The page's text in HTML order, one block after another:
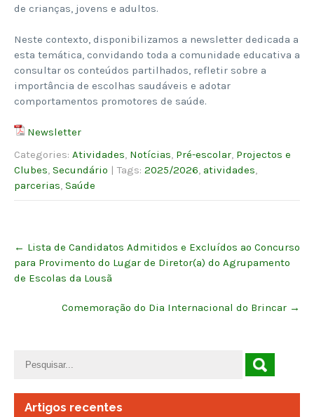
de crianças, jovens e adultos.
Neste contexto, disponibilizamos a newsletter dedicada a
esta temática, convidando toda a comunidade educativa a
consultar os conteúdos partilhados, refletir sobre a
importância de escolhas saudáveis e adotar
comportamentos promotores de saúde.
Newsletter
Categories: Atividades, Notícias, Pré-escolar, Projectos e
Clubes, Secundário | Tags: 2025/2026, atividades,
parcerias, Saúde
navigation
← Lista de Candidatos Admitidos e Excluídos ao Concurso
para Provimento do Lugar de Diretor(a) do Agrupamento
de Escolas da Lousã
Comemoração do Dia Internacional do Brincar →
Artigos recentes